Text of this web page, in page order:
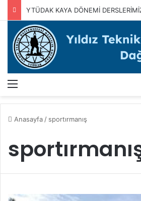
YTÜDAK KAYA DÖNEMİ
Anasayfa / sportırmanış